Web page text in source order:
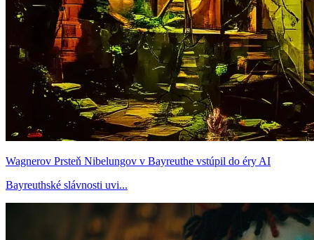
Wagnerov Prsteň Nibelungov v Bayreuthe vstúpil do éry AI
Bayreuthské slávnosti uvi...